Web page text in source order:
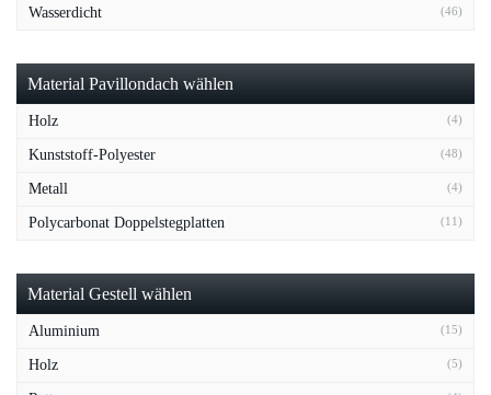
Wasserdicht (46)
Material Pavillondach wählen
Holz (4)
Kunststoff-Polyester (48)
Metall (4)
Polycarbonat Doppelstegplatten (11)
Material Gestell wählen
Aluminium (15)
Holz (5)